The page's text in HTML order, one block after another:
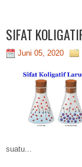
SIFAT
Juni 05, 2020
suatu...